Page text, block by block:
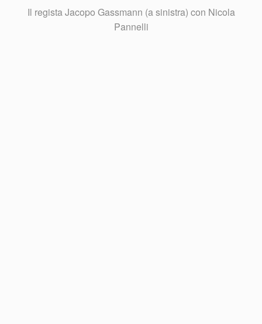
Il regista Jacopo Gassmann (a sinistra) con Nicola
Pannelli